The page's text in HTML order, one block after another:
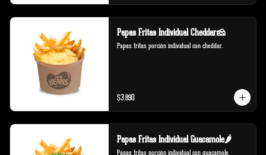
Papas Fritas Individual Cheddar🧀
Papas fritas porción individual con cheddar.
$3.890
Papas Fritas Individual Guacamole🌶️
Papas fritas porción individual con guacamole.